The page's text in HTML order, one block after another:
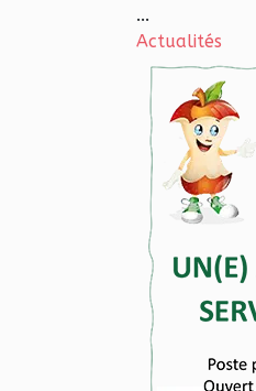
...
Actualités